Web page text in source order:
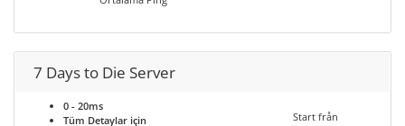
7 Days to Die Server
0 - 20ms
Tüm Detaylar için
Start från